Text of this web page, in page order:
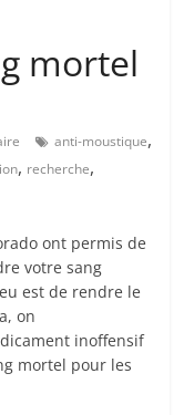
mortel
anti-moustique,
, recherche,
ont permis de
votre sang
est de rendre le
on
inoffensif
mortel pour les